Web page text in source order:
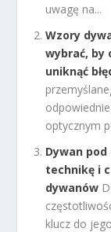
uwagę na...
Wzory
wybrać, by
uniknąć
optycznym
Dywan
technikę i
dywanów
klucz do